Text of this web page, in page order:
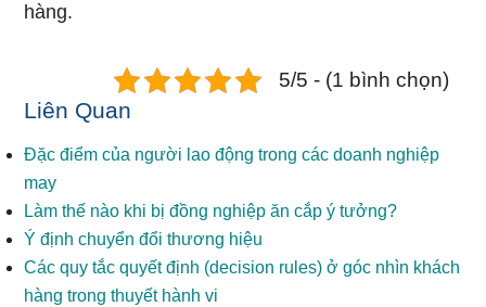
hàng.
5/5 - (1 bình chọn)
Liên Quan
Đặc điểm của người lao động trong các doanh nghiệp
may
Làm thế nào khi bị đồng nghiệp ăn cắp ý tưởng?
Ý định chuyển đổi thương hiệu
Các quy tắc quyết định (decision rules) ở góc nhìn khách
hàng trong thuyết hành vi